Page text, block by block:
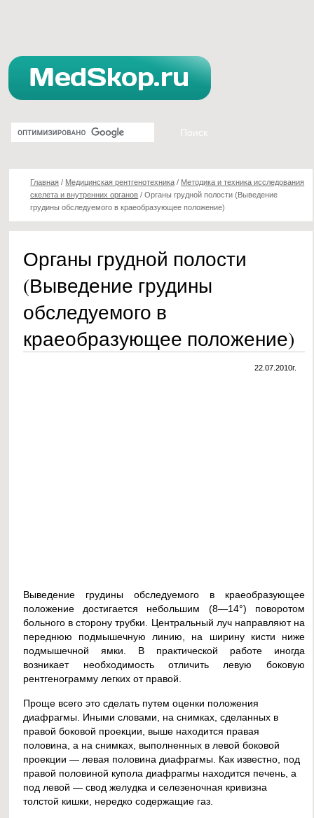
Главная / Медицинская рентгенотехника / Методика и техника исследования
скелета и внутренних органов /Органы грудной полости (Выведение
грудины обследуемого в краеобразующее положение)
Органы грудной полости
(Выведение грудины
обследуемого в
краеобразующее положение)
22.07.2010г.
Выведение грудины обследуемого в краеобразующее
положение достигается небольшим (8—14°) поворотом
больного в сторону трубки. Центральный луч направляют на
переднюю подмышечную линию, на ширину кисти ниже
подмышечной ямки. В практической работе иногда
возникает необходимость отличить левую боковую
рентгенограмму легких от правой.
Проще всего это сделать путем оценки положения
диафрагмы. Иными словами, на снимках, сделанных в
правой боковой проекции, выше находится правая
половина, а на снимках, выполненных в левой боковой
проекции — левая половина диафрагмы. Как известно, под
правой половиной купола диафрагмы находится печень, а
под левой — свод желудка и селезеночная кривизна
толстой кишки, нередко содержащие газ.